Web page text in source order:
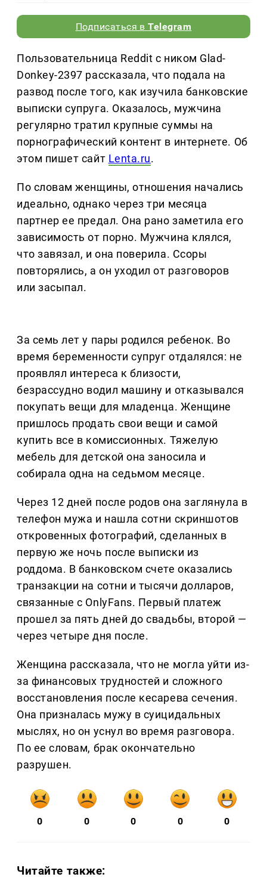
Подписаться вTelegram
Пользовательница Reddit с ником Glad-
Donkey-2397 рассказала, что подала на
развод после того, как изучила банковские
выписки супруга. Оказалось, мужчина
регулярно тратил крупные суммы на
порнографический контент в интернете. Об
этом пишет сайт Lenta.ru.
По словам женщины, отношения начались
идеально, однако через три месяца
партнер ее предал. Она рано заметила его
зависимость от порно. Мужчина клялся,
что завязал, и она поверила. Ссоры
повторялись, а он уходил от разговоров
или засыпал.
За семь лет у пары родился ребенок. Во
время беременности супруг отдалялся: не
проявлял интереса к близости,
безрассудно водил машину и отказывался
покупать вещи для младенца. Женщине
пришлось продать свои вещи и самой
купить все в комиссионных. Тяжелую
мебель для детской она заносила и
собирала одна на седьмом месяце.
Через 12 дней после родов она заглянула в
телефон мужа и нашла сотни скриншотов
откровенных фотографий, сделанных в
первую же ночь после выписки из
роддома. В банковском счете оказались
транзакции на сотни и тысячи долларов,
связанные с OnlyFans. Первый платеж
прошел за пять дней до свадьбы, второй —
через четыре дня после.
Женщина рассказала, что не могла уйти из-
за финансовых трудностей и сложного
восстановления после кесарева сечения.
Она призналась мужу в суицидальных
мыслях, но он уснул во время разговора.
По ее словам, брак окончательно
разрушен.
0 0 0 0 0
Читайте также: